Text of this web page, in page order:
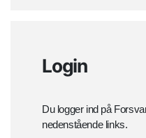
Login
Du logger ind på
nedenstående links.